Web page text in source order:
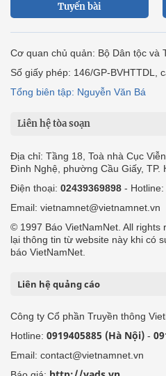
Tuyến bài
Cơ quan chủ quản: Bộ Dân tộc và
Số giấy phép: 146/GP-BVHTTDL,
Tổng biên tập: Nguyễn Văn Bá
Liên hệ tòa soạn
Địa chỉ: Tầng 18, Toà nhà Cục
Đình Nghệ, phường Cầu Giấy, TP.
Điện thoại: 02439369898 - Hotline:
Email: vietnamnet@vietnamnet.vn
© 1997 Báo VietNamNet. All
lại thông tin từ website này khi có
báo VietNamNet.
Liên hệ quảng cáo
Công ty Cổ phần Truyền thông
Hotline: 0919405885 (Hà Nội) -
Email: contact@vietnamnet.vn